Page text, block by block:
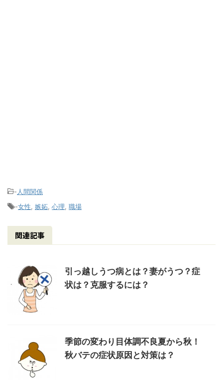
-人間関係
-女性, 嫉妬, 心理, 職場
関連記事
引っ越しうつ病とは？妻がうつ？症
状は？克服するには？
季節の変わり目体調不良夏から秋！
秋バテの症状原因と対策は？